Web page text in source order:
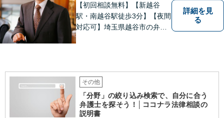
【初回相談無料】【新越谷
駅・南越谷駅徒歩3分】【夜間
対応可】埼玉県越谷市の弁護
詳細を見
る
その他
「分野」の絞り込み検索で、自分に合う
弁護士を探そう！│ココナラ法律相談の
説明書